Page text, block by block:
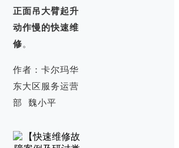
正面吊大臂起升
动作慢的快速维
修。
作者：卡尔玛华
东大区服务运营
部 魏小平